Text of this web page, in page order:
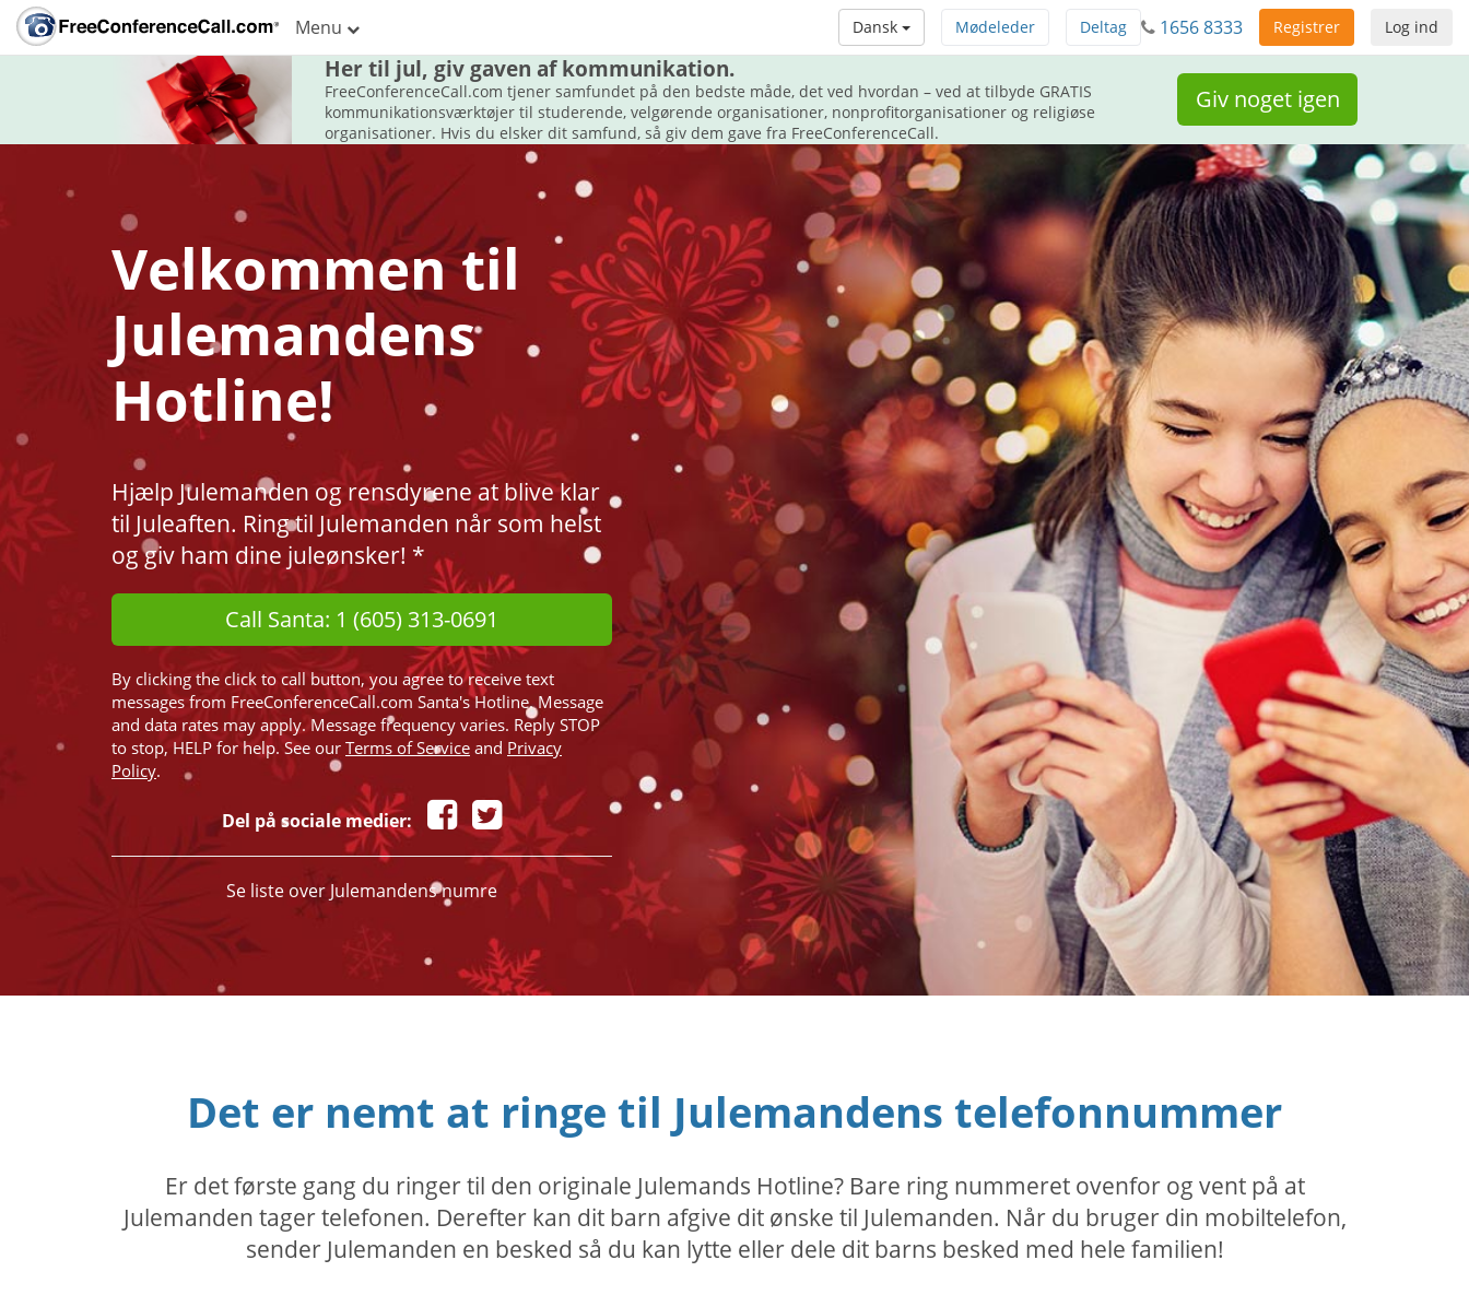
Menu Log ind
Registrer
1656 8333
Deltag
Mødeleder
Dansk
Her til jul, giv gaven af kommunikation.
FreeConferenceCall.com tjener samfundet på den bedste måde, det ved hvordan – ved at tilbyde GRATIS
kommunikationsværktøjer til studerende, velgørende organisationer, nonprofitorganisationer og religiøse
organisationer. Hvis du elsker dit samfund, så giv dem gave fra FreeConferenceCall.
Giv noget igen
Velkommen til
Julemandens
Hotline!
Hjælp Julemanden og rensdyrene at blive klar
til Juleaften. Ring til Julemanden når som helst
og giv ham dine juleønsker! *
Call Santa: 1 (605) 313-0691
By clicking the click to call button, you agree to receive text
messages from FreeConferenceCall.com Santa's Hotline. Message
and data rates may apply. Message frequency varies. Reply STOP
to stop, HELP for help. See our Terms of Service and Privacy
Policy.
Del på sociale medier:
Se liste over Julemandens numre
Det er nemt at ringe til Julemandens telefonnummer
Er det første gang du ringer til den originale Julemands Hotline? Bare ring nummeret ovenfor og vent på at
Julemanden tager telefonen. Derefter kan dit barn afgive dit ønske til Julemanden. Når du bruger din mobiltelefon,
sender Julemanden en besked så du kan lytte eller dele dit barns besked med hele familien!